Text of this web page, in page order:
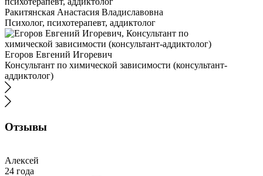
Ракитянская Анастасия Владиславовна
Психолог, психотерапевт, аддиктолог
Егоров Евгений Игоревич
Консультант по химической зависимости (консультант-
аддиктолог)
Отзывы
Алексей
24 года